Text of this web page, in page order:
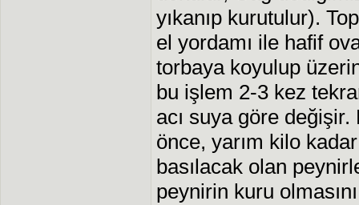
yıkanıp kurutulur).
el yordamı ile hafif
torbaya koyulup
bu işlem 2-3 kez
acı suya göre
önce, yarım kilo
basılacak olan
peynirin kuru